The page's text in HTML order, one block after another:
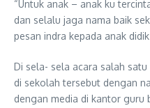
“Untuk anak – anak ku
dan selalu jaga nama baik
pesan indra kepada anak
Di sela- sela acara salah
di sekolah tersebut dengan
dengan media di kantor guru